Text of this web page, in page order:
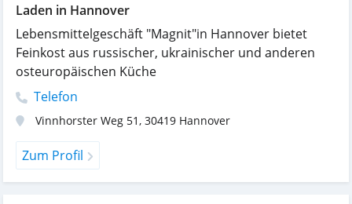
Laden in Hannover
Lebensmittelgeschäft "Magnit"in Hannover bietet
Feinkost aus russischer, ukrainischer und anderen
osteuropäischen Küche
Telefon
Vinnhorster Weg 51, 30419 Hannover
Zum Profil